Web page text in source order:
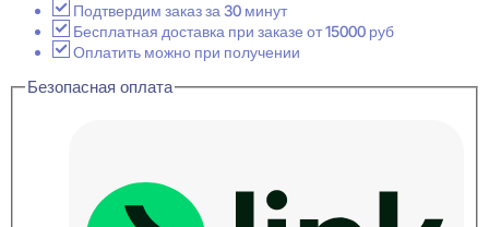
напольный
Перфом
15x100x2000
Подтвердим заказ за 30 минут
Бесплатная доставка при заказе от 15000 руб
Оплатить можно при получении
Безопасная оплата